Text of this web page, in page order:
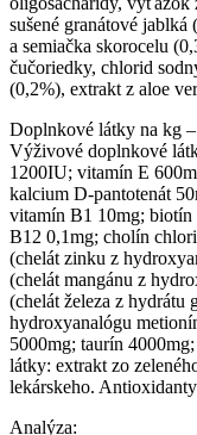
sušené granátové jablká
a semiačka skorocelu
čučoriedky, chlorid
(0,2%), extrakt z aloe
Doplnkové látky na kg –
Výživové doplnkové
1200IU; vitamín E
kalcium D-pantotenát
vitamín B1 10mg; biotín
B12 0,1mg; cholín
(chelát zinku z
(chelát mangánu z
(chelát železa z hydrátu
hydroxyanalógu
5000mg; taurín
látky: extrakt zo
lekárskeho.
Analýza: